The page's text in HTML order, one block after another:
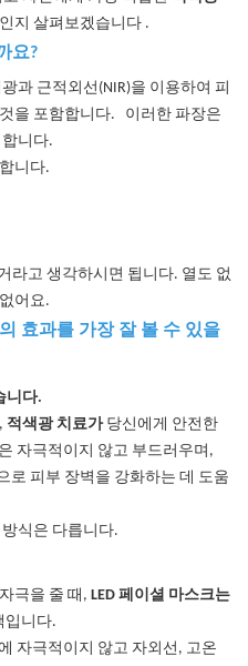
지 살펴보겠습니다 .
요?
과 근적외선(NIR)을 이용하여 피
을 포함합니다.
이러한 파장은
니다.
니다.
라고 생각하시면 됩니다. 열도 없
어요.
효과를 가장 잘 볼 수 있을
니다.
적색광 치료가 당신에게 안전한
자극적이지 않고 부드러우며,
로 피부 장벽을 강화하는 데 도움
식은 다릅니다.
극을 줄 때, LED 페이셜 마스크는
입니다.
자극적이지 않고 자외선, 고온